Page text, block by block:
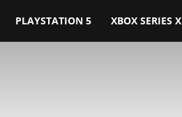
PLAYSTATION 5 XBOX SERIES X